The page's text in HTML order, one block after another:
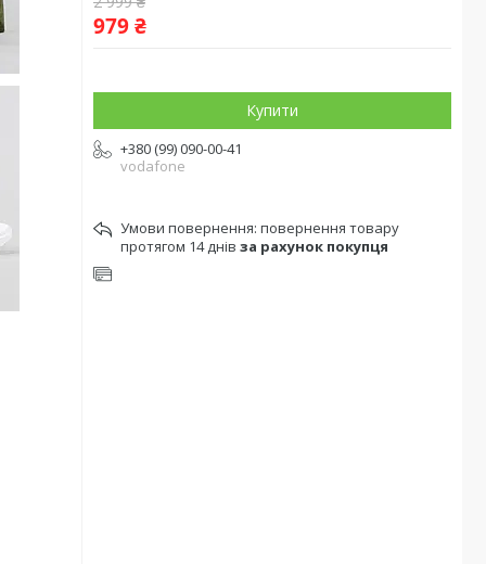
979 ₴
Купити
+380 (99) 090-00-41
vodafone
повернення товару
протягом 14 днів за рахунок покупця